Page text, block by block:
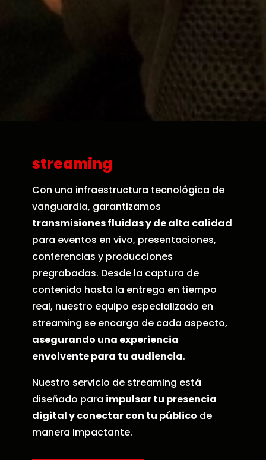
streaming
Con una infraestructura tecnológica de
vanguardia, garantizamos
transmisiones fluidas y de alta calidad
para eventos en vivo, presentaciones,
conferencias y producciones
pregrabadas. Desde la captura de
contenido hasta la entrega en tiempo
real, nuestro equipo especializado en
streaming se encarga de cada aspecto,
asegurando una experiencia
envolvente para tu audiencia.
Nuestro servicio de streaming está
diseñado para impulsar tu presencia
digital y conectar con tu público de
manera impactante.